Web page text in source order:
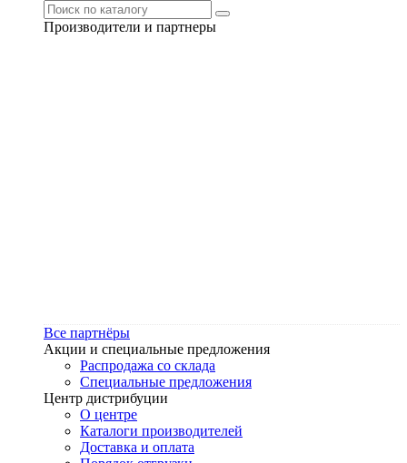
Производители и партнеры
Все партнёры
Акции и специальные предложения
Распродажа со склада
Специальные предложения
Центр дистрибуции
О центре
Каталоги производителей
Доставка и оплата